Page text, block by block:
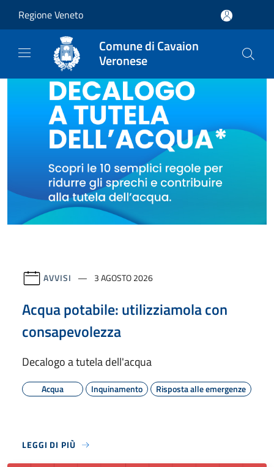
Regione Veneto
Comune di Cavaion
Veronese
AVVISI 3 AGOSTO 2026
Acqua potabile: utilizziamola con
consapevolezza
Decalogo a tutela dell'acqua
Acqua Inquinamento Risposta alle emergenze
LEGGI DI PIÙ